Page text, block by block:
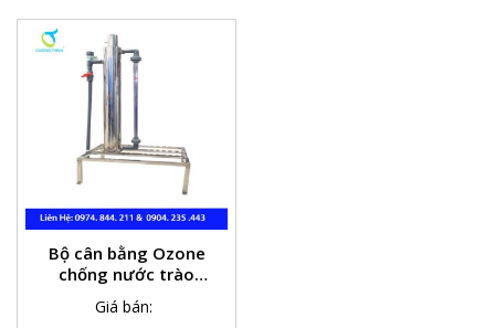
Bộ cân bằng Ozone
chống nước trào
ozone
Giá bán: